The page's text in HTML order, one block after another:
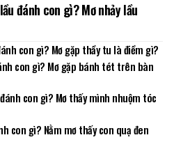
đánh con gì? Mơ nhảy lầu
con gì? Mơ gặp thầy tu là điềm gì?
con gì? Mơ gặp bánh tét trên bàn
con gì? Mơ thấy mình nhuộm tóc
con gì? Nằm mơ thấy con quạ đen